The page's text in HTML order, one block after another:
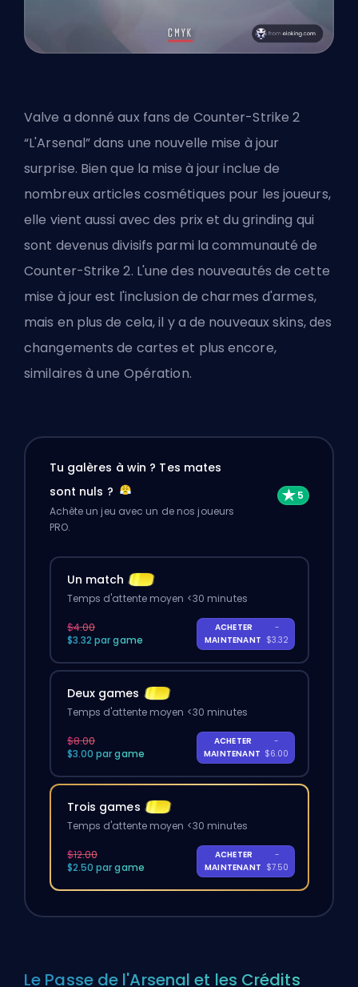
Valve a donné aux fans de Counter-Strike 2
“L'Arsenal” dans une nouvelle mise à jour
surprise. Bien que la mise à jour inclue de
nombreux articles cosmétiques pour les joueurs,
elle vient aussi avec des prix et du grinding qui
sont devenus divisifs parmi la communauté de
Counter-Strike 2. L'une des nouveautés de cette
mise à jour est l'inclusion de charmes d'armes,
mais en plus de cela, il y a de nouveauxskins, des
changements de cartes et plus encore,
similaires à une Opération.
Tu galères à win ? Tes mates
sont nuls ?
Achète un jeu avec un de nos joueurs
PRO.
Un match
Temps d'attente moyen <30 minutes
$4.00
$3.32 par game
ACHETER
MAINTENANT
-
$3.32
Deux games
Temps d'attente moyen <30 minutes
$8.00
$3.00 par game
ACHETER
MAINTENANT
-
$6.00
Trois games
Temps d'attente moyen <30 minutes
$12.00
$2.50 par game
ACHETER
MAINTENANT
-
$7.50
Le Passe de l'Arsenal et les Crédits